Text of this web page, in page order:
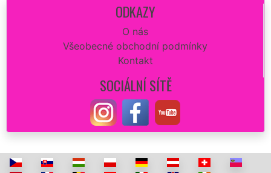
ODKAZY
O nás
Všeobecné obchodní podmínky
Kontakt
SOCIÁLNÍ SÍTĚ